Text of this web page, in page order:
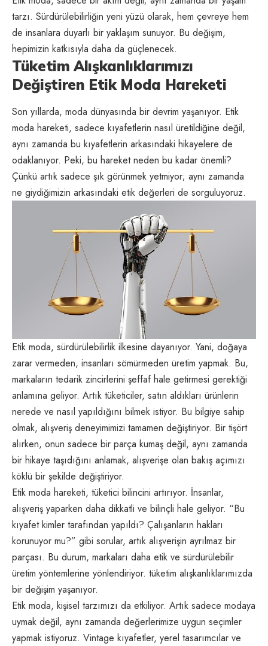
tarzı. Sürdürülebilirliğin yeni yüzü olarak, hem çevreye hem
de insanlara duyarlı bir yaklaşım sunuyor. Bu değişim,
hepimizin katkısıyla daha da güçlenecek.
Tüketim Alışkanlıklarımızı
Değiştiren Etik Moda Hareketi
Son yıllarda, moda dünyasında bir devrim yaşanıyor. Etik
moda hareketi, sadece kıyafetlerin nasıl üretildiğine değil,
aynı zamanda bu kıyafetlerin arkasındaki hikayelere de
odaklanıyor. Peki, bu hareket neden bu kadar önemli?
Çünkü artık sadece şık görünmek yetmiyor; aynı zamanda
ne giydiğimizin arkasındaki etik değerleri de sorguluyoruz.
Etik moda, sürdürülebilirlik ilkesine dayanıyor. Yani, doğaya
zarar vermeden, insanları sömürmeden üretim yapmak. Bu,
markaların tedarik zincirlerini şeffaf hale getirmesi gerektiği
anlamına geliyor. Artık tüketiciler, satın aldıkları ürünlerin
nerede ve nasıl yapıldığını bilmek istiyor. Bu bilgiye sahip
olmak, alışveriş deneyimimizi tamamen değiştiriyor. Bir tişört
alırken, onun sadece bir parça kumaş değil, aynı zamanda
bir hikaye taşıdığını anlamak, alışverişe olan bakış açımızı
köklü bir şekilde değiştiriyor.
Etik moda hareketi, tüketici bilincini artırıyor. İnsanlar,
alışveriş yaparken daha dikkatli ve bilinçli hale geliyor. “Bu
kıyafet kimler tarafından yapıldı? Çalışanların hakları
korunuyor mu?” gibi sorular, artık alışverişin ayrılmaz bir
parçası. Bu durum, markaları daha etik ve sürdürülebilir
üretim yöntemlerine yönlendiriyor. tüketim alışkanlıklarımızda
bir değişim yaşanıyor.
Etik moda, kişisel tarzımızı da etkiliyor. Artık sadece modaya
uymak değil, aynı zamanda değerlerimize uygun seçimler
yapmak istiyoruz. Vintage kıyafetler, yerel tasarımcılar ve